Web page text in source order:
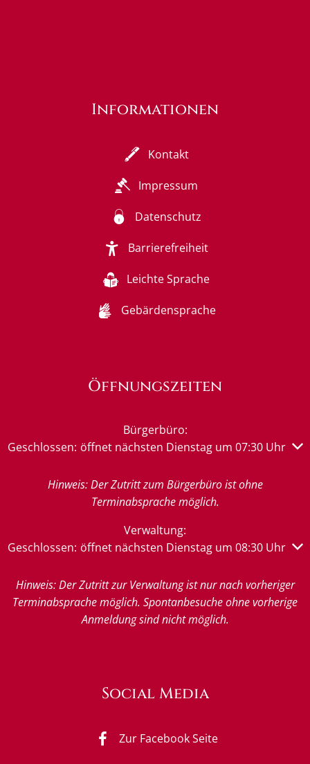
Informationen
Kontakt
Impressum
Datenschutz
Barrierefreiheit
Leichte Sprache
Gebärdensprache
Öffnungszeiten
Bürgerbüro:
Klicken, um weitere Öffnungs- oder Schließzeiten
Geschlossen: öffnet nächsten Dienstag um 07:30 Uhr
Hinweis: Der Zutritt zum Bürgerbüro ist ohne
Terminabsprache möglich.
Verwaltung:
Klicken, um weitere Öffnungs- oder Schließzeiten
Geschlossen: öffnet nächsten Dienstag um 08:30 Uhr
Hinweis: Der Zutritt zur Verwaltung ist nur nach vorheriger
Terminabsprache möglich. Spontanbesuche ohne vorherige
Anmeldung sind nicht möglich.
Social Media
Zur Facebook Seite